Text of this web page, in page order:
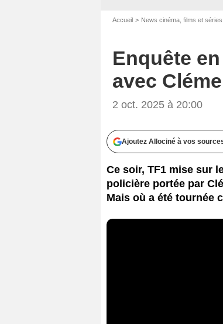
Accueil News cinéma, films et
Enquête
avec
2 oct. 2025 à 20:00
Ajoutez Allociné à vos
Ce soir, TF1 mise sur
policière portée par
Mais où a été tournée